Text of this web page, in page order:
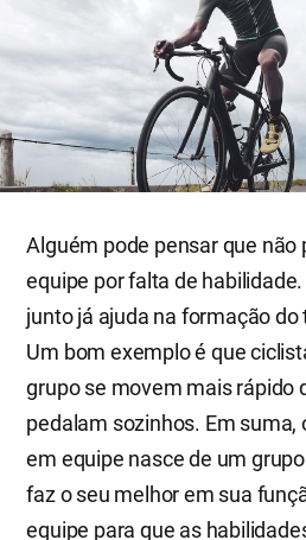
Alguém pode pensar que não
equipe por falta de
junto já ajuda na formação
Um bom exemplo é que
grupo se movem mais rápido
pedalam sozinhos. Em suma,
em equipe nasce de um
faz o seu melhor em sua
equipe para que as